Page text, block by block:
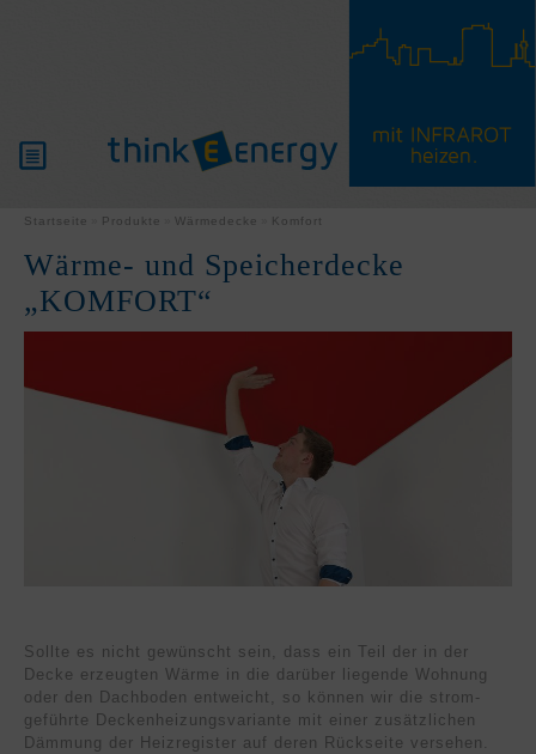
PRODUKTE
WISSENSWERTES
SERVICE
Startseite Produkte Wärmedecke Komfort
Wärme- und Speicherdecke
„KOMFORT“
Sollte es nicht gewünscht sein, dass ein Teil der in der
Decke erzeugten Wärme in die darüber liegende Woh­nung
oder den Dach­boden entweicht, so können wir die strom­
geführte Decken­heizungs­variante mit einer zusätz­lichen
Däm­mung der Heiz­register auf deren Rück­seite versehen.